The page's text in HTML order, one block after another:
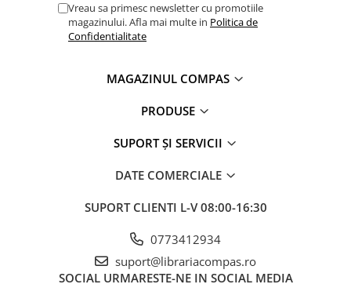
Thriller și mister
Young adult
Dezvoltare personală și non-
Psihologie și dezvoltare personală
Parenting și educație
Sănătate și stil de viață
Vreau sa primesc newsletter cu promotiile
magazinului. Afla mai multe in Politica de
Confidentialitate
MAGAZINUL COMPAS
PRODUSE
SUPORT ȘI SERVICII
DATE COMERCIALE
SUPORT CLIENTI L-V 08:00-16:30
0773412934
suport@librariacompas.ro
SOCIAL URMARESTE-NE IN SOCIAL MEDIA